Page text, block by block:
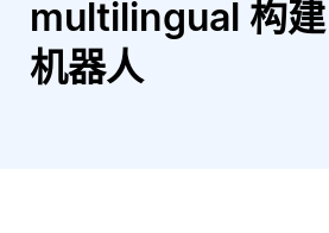
multilingual 构建
机器人